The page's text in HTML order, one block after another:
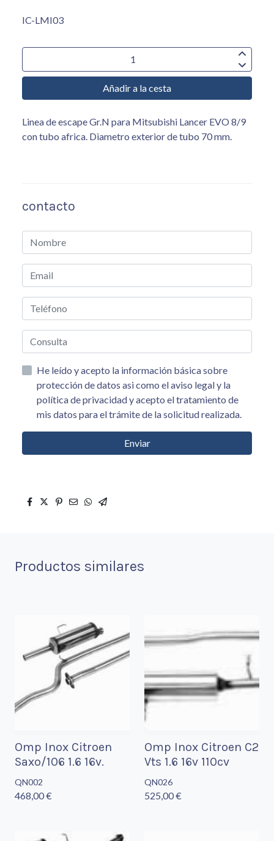
IC-LMI03
Añadir a la cesta
Linea de escape Gr.N para Mitsubishi Lancer EVO 8/9
con tubo africa. Diametro exterior de tubo 70 mm.
contacto
He leído y acepto la información básica sobre
protección de datos asi como el aviso legal y la
política de privacidad y acepto el tratamiento de
mis datos para el trámite de la solicitud realizada.
Enviar
Productos similares
Omp Inox Citroen
Saxo/106 1.6 16v.
QN002
468,00 €
Omp Inox Citroen C2
Vts 1.6 16v 110cv
QN026
525,00 €